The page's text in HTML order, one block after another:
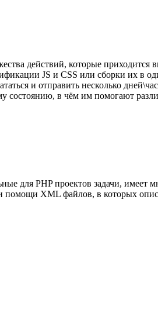
действий, которые приходится
JS и CSS или сборки их в
и отправить несколько
состоянию, в чём им помогают
для PHP проектов задачи, имеет
помощи XML файлов, в которых